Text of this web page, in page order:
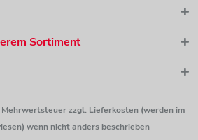
Sortiment
zzgl. Lieferkosten (werden im
wenn nicht anders beschrieben